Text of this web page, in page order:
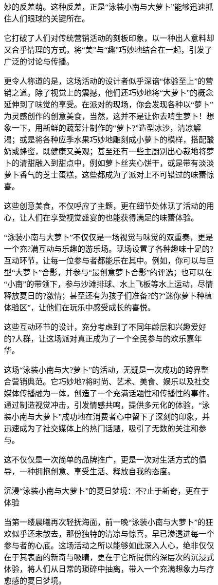
妙的反差萌。这种反差，正是“泳装小南与大萝卜”能够迅速抓
住人们眼球的关键所在。
它打破了人们对传统营销活动的刻板印象，以一种出人意料却
又合乎情理的方式，将“美”与“趣”巧妙地结合在一起，引发了
广泛的讨论与传播。
更令人称道的是，这场活动的设计者似乎深谙“体验至上”的营
销之道。除了视觉上的震撼，他们还巧妙地将“大萝卜”的概念
延伸到了味觉的享受。在派对的现场，你会发现各种以“萝卜”
为灵感创作的创意美食，当然，这并不是让你去啃生萝卜！想
象一下，用新鲜的蔬菜汁制作的“萝卜?”造型冰沙，清凉解
渴；或是将各种应季水果巧妙地雕刻成小萝卜的模样，搭配酸
奶或蜂蜜，既健康又美观；甚至还有一些主厨别出心裁地将萝
卜的清甜融入到甜点中，例如萝卜丝夹心饼干，或是带有淡淡
萝卜香气的芝士蛋糕，这些都成为了派对上不可错过的味蕾惊
喜。
这些创意美食，不仅呼应了主题，更在细节处体现了活动的用
心，让人们在享受视觉盛宴的也能获得满足的味蕾体验。
“泳装小南与大萝卜”不仅仅是一场视觉与味觉的双重奏，更是
一个充?满互动与乐趣的游乐场。现场设置了各种趣味十足的?
互动环节，让每一位参与者都能乐在其中。例如，你可以与巨
型“大萝卜”合影，并参与“最创意萝卜合影”的评选；也可以在
“小南”的带领下，参与沙滩排球、水上飞板等水上运动，尽情
释放夏日的?激情；甚至还有为孩子们准备?的?“迷你萝卜种植
体验区”，让他们在玩乐中感受成长的喜悦。
这些互动环节的设计，充分考虑到了不同年龄层和兴趣爱好
的?人群，让这场派对真正成为了一个全民参与的欢乐嘉年
华。
这场“泳装小南与大?萝卜”的活动，无疑是一次成功的跨界整
合营销典范。它巧妙地?将时尚、艺术、美食、娱乐以及社交
媒体传播融为一体，创造了一个充满话题性和传播性的事件。
通过制造视觉冲击，引发情感共鸣，提供多元化的体验，“泳
装小南与大萝卜”成功地在消费者心中留下了深刻的印象，并
迅速成为了社交媒体上的热门话题，吸引了无数的关注和参
与。
这不仅仅是一次简单的品牌推广，更是一次对生活方式的倡
导，一种拥抱创意、享受生活、释放自我的态度。
沉浸“泳装小南与大萝卜”的夏日梦境：不?止于新奇，更在于
体验
当第一缕晨曦再次轻抚海面，前一晚“泳装小南与大萝卜”的狂
欢似乎还未散去，那份独特的清凉与惊喜，早已渗透进每一个
参与者的心底。这场活动之所以能够如此深入人心，绝非仅仅
在于其表面的新奇与吸睛，更在于它所提供的深层次的沉浸式
体验，将人们从日常的琐碎中抽离，带入一个充满想象力与疗
愈感的夏日梦境。